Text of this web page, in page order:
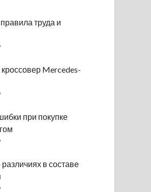
труда и
Mercedes-
при покупке
в составе